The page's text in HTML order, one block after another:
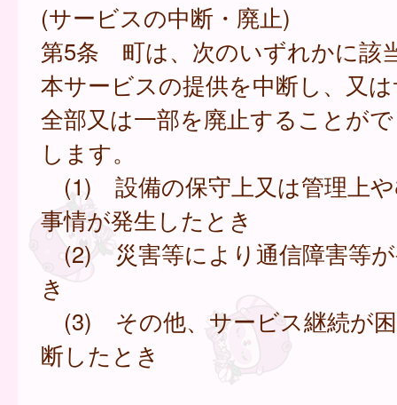
(サービスの中断・廃止)
第5条 町は、次のいずれかに該
本サービスの提供を中断し、又
全部又は一部を廃止することが
します。
(1) 設備の保守上又は管理上
事情が発生したとき
(2) 災害等により通信障害等
き
(3) その他、サービス継続が
断したとき